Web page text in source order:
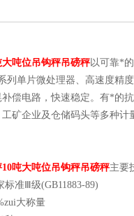
吨位吊钩秤吊磅秤以可靠*
列单片微处理器、高速度精
偿电路，快速稳定。有*的
矿企业及仓储码头等多种计
吨大吨位吊钩秤吊磅秤主要
Ⅲ级(GB11883-89)
大称量